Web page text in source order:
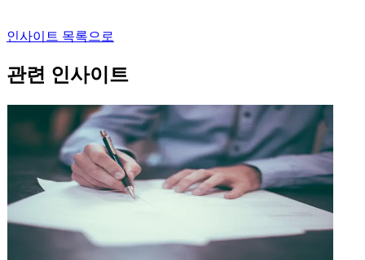
인사이트 목록으로
관련 인사이트